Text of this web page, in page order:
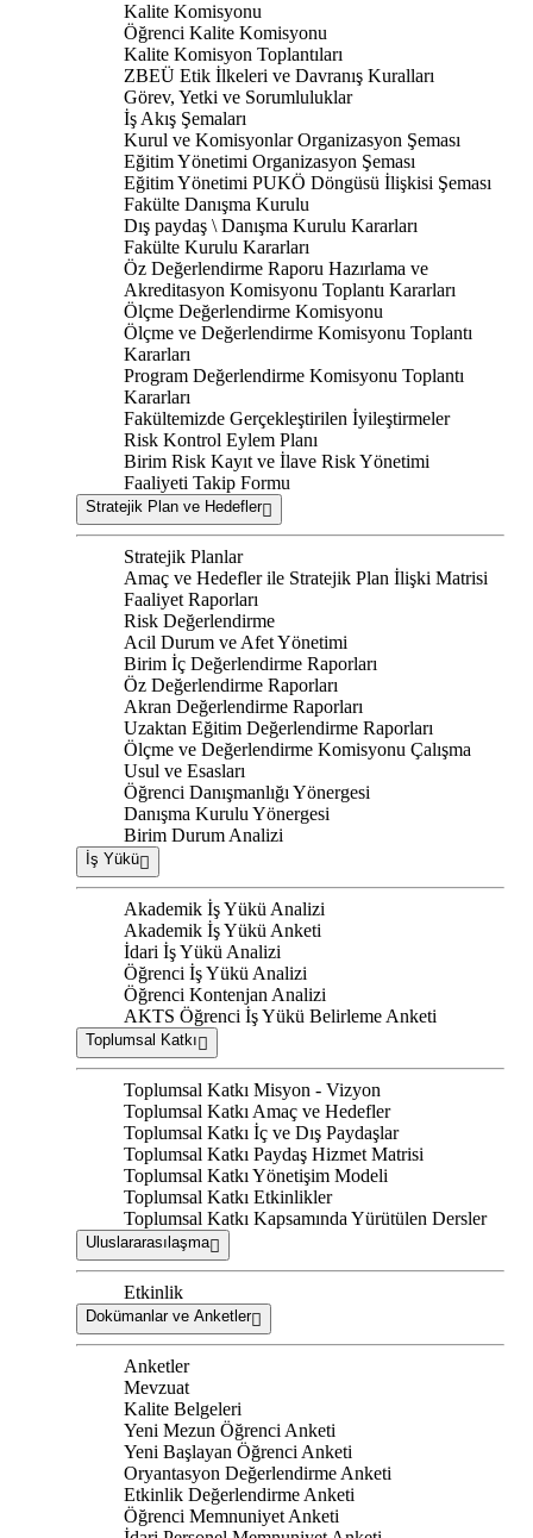
Kalite Komisyonu
Öğrenci Kalite Komisyonu
Kalite Komisyon Toplantıları
ZBEÜ Etik İlkeleri ve Davranış Kuralları
Görev, Yetki ve Sorumluluklar
İş Akış Şemaları
Kurul ve Komisyonlar Organizasyon Şeması
Eğitim Yönetimi Organizasyon Şeması
Eğitim Yönetimi PUKÖ Döngüsü İlişkisi Şeması
Fakülte Danışma Kurulu
Dış paydaş \ Danışma Kurulu Kararları
Fakülte Kurulu Kararları
Öz Değerlendirme Raporu Hazırlama ve
Akreditasyon Komisyonu Toplantı Kararları
Ölçme Değerlendirme Komisyonu
Ölçme ve Değerlendirme Komisyonu Toplantı
Kararları
Program Değerlendirme Komisyonu Toplantı
Kararları
Fakültemizde Gerçekleştirilen İyileştirmeler
Risk Kontrol Eylem Planı
Birim Risk Kayıt ve İlave Risk Yönetimi
Faaliyeti Takip Formu
Stratejik Plan ve Hedefler
Stratejik Planlar
Amaç ve Hedefler ile Stratejik Plan İlişki Matrisi
Faaliyet Raporları
Risk Değerlendirme
Acil Durum ve Afet Yönetimi
Birim İç Değerlendirme Raporları
Öz Değerlendirme Raporları
Akran Değerlendirme Raporları
Uzaktan Eğitim Değerlendirme Raporları
Ölçme ve Değerlendirme Komisyonu Çalışma
Usul ve Esasları
Öğrenci Danışmanlığı Yönergesi
Danışma Kurulu Yönergesi
Birim Durum Analizi
İş Yükü
Akademik İş Yükü Analizi
Akademik İş Yükü Anketi
İdari İş Yükü Analizi
Öğrenci İş Yükü Analizi
Öğrenci Kontenjan Analizi
AKTS Öğrenci İş Yükü Belirleme Anketi
Toplumsal Katkı
Toplumsal Katkı Misyon - Vizyon
Toplumsal Katkı Amaç ve Hedefler
Toplumsal Katkı İç ve Dış Paydaşlar
Toplumsal Katkı Paydaş Hizmet Matrisi
Toplumsal Katkı Yönetişim Modeli
Toplumsal Katkı Etkinlikler
Toplumsal Katkı Kapsamında Yürütülen Dersler
Uluslararasılaşma
Etkinlik
Dokümanlar ve Anketler
Anketler
Mevzuat
Kalite Belgeleri
Yeni Mezun Öğrenci Anketi
Yeni Başlayan Öğrenci Anketi
Oryantasyon Değerlendirme Anketi
Etkinlik Değerlendirme Anketi
Öğrenci Memnuniyet Anketi